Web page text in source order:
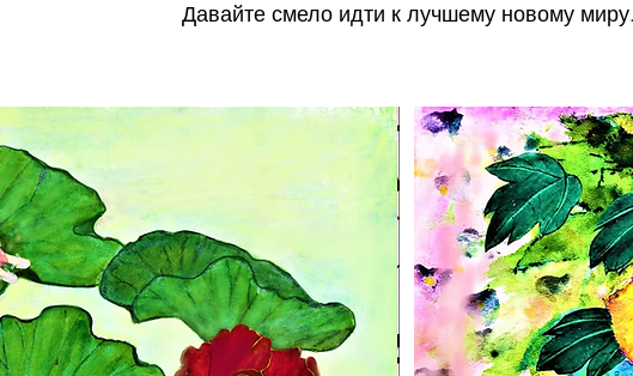
Давайте смело идти к лучшему новому миру.